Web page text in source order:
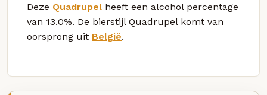
Deze Quadrupel heeft een alcohol percentage
van 13.0%. De bierstijl Quadrupel komt van
oorsprong uit België.